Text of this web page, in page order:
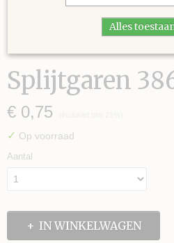
Splijtgaren
€ 0,75
✓ Op voorraad
Aantal
IN WINKELWAGEN
Alles